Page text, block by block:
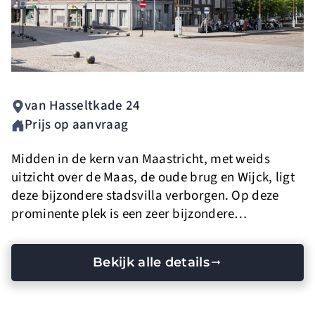
van Hasseltkade 24
Prijs op aanvraag
Midden in de kern van Maastricht, met weids
uitzicht over de Maas, de oude brug en Wijck, ligt
deze bijzondere stadsvilla verborgen. Op deze
prominente plek is een zeer bijzondere
gevoel van een villa met de eigenschappen van
een penthouse zijn samengesmolten. Een
industriële glazen trap en lift springen bij
Bekijk alle details